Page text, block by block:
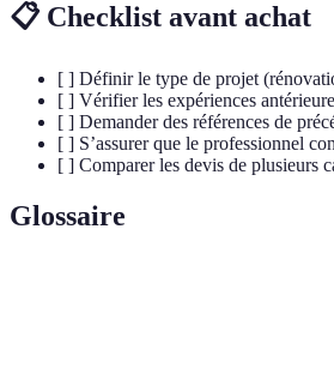
📋 Checklist avant achat
[ ] Définir le type de projet
[ ] Vérifier les expériences
[ ] Demander des références de
[ ] S’assurer que le professionnel
[ ] Comparer les devis de plusieurs
Glossaire